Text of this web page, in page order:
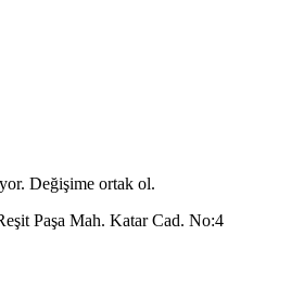
Değişime ortak ol.
Paşa Mah. Katar Cad. No:4